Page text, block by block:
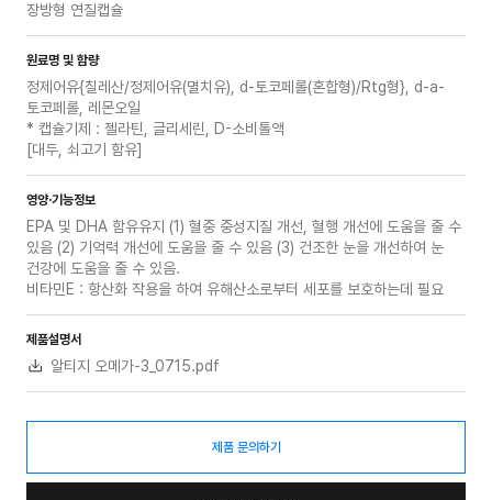
장방형 연질캡슐
원료명 및 함량
정제어유{칠레산/정제어유(멸치유), d-토코페롤(혼합형)/Rtg형}, d-a-
토코페롤, 레몬오일
* 캡슐기제 : 젤라틴, 글리세린, D-소비톨액
[대두, 쇠고기 함유]
영양·기능정보
EPA 및 DHA 함유유지 (1) 혈중 중성지질 개선, 혈행 개선에 도움을 줄 수
있음 (2) 기억력 개선에 도움을 줄 수 있음 (3) 건조한 눈을 개선하여 눈
건강에 도움을 줄 수 있음.
비타민E : 항산화 작용을 하여 유해산소로부터 세포를 보호하는데 필요
제품설명서
알티지 오메가-3_0715.pdf
제품 문의하기